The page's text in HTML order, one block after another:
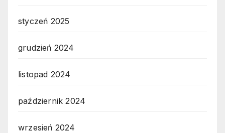
styczeń 2025
grudzień 2024
listopad 2024
październik 2024
wrzesień 2024